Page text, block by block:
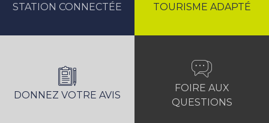
STATION CONNECTÉE TOURISME ADAPTÉ
DONNEZ VOTRE AVIS
FOIRE AUX
QUESTIONS